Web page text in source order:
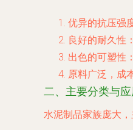
优异的抗压强
良好的耐久性
出色的可塑性
原料广泛，成
二、主要分类与
水泥制品家族庞大